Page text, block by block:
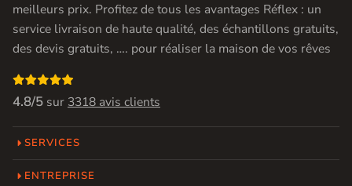
meilleurs prix. Profitez de tous les avantages Réflex : un
service livraison de haute qualité, des échantillons gratuits,
des devis gratuits, …. pour réaliser la maison de vos rêves

4.8/5 sur 3318 avis clients
SERVICES
ENTREPRISE